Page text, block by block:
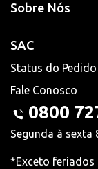
Sobre Nós
SAC
Status do Pedido
Fale Conosco
0800
Segunda à sexta
*Exceto feriados